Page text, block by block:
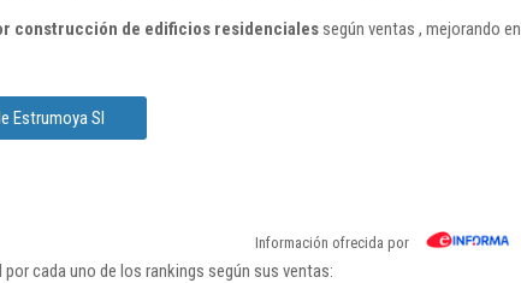
construcción de edificios residencialessegún ventas , mejorando en
Estrumoya Sl
Información ofrecida por
cada uno de los rankings según sus ventas: